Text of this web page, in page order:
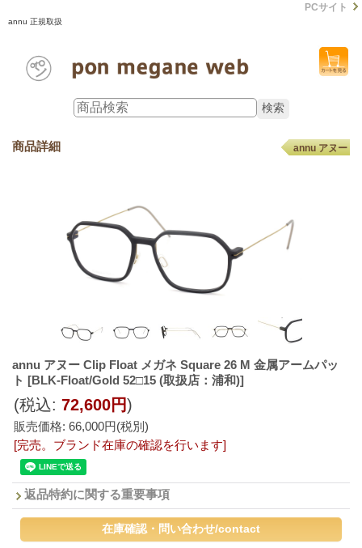
annu 正規取扱
PCサイト
商品詳細 annu アヌー
annu アヌー Clip Float メガネ Square 26 M 金属アームパッ
ト [BLK-Float/Gold 52□15 (取扱店：浦和)]
販売価格: 66,000円(税別)
(税込: 72,600円)
[完売。ブランド在庫の確認を行います]
返品特約に関する重要事項